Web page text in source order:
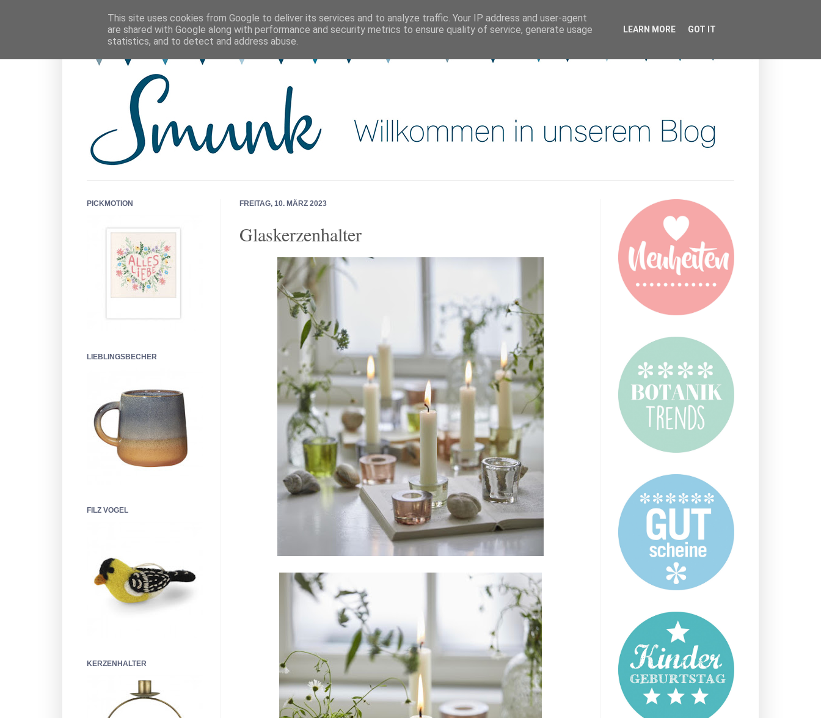
FREITAG, 10. MÄRZ 2023
Glaskerzenhalter
PICKMOTION
LIEBLINGSBECHER
FILZ VOGEL
KERZENHALTER
This site uses cookies from Google to deliver its services and to analyze traffic. Your IP address and user-agent
are shared with Google along with performance and security metrics to ensure quality of service, generate usage
statistics, and to detect and address abuse.
LEARN MORE GOT IT